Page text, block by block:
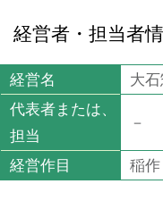
経営者・担当者
経営名
大
代表者または、
担当
－
経営作目 稲作